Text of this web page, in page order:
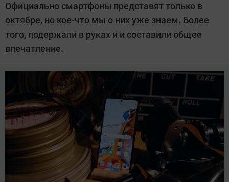
Воробьев
Официально смартфоны представят только в
октябре, но кое-что мы о них уже знаем. Более
того, подержали в руках и и составили общее
впечатление.